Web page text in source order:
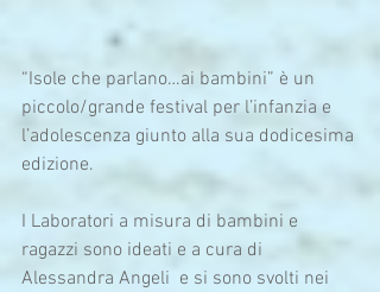
“Isole che parlano…ai bambini” è un
piccolo/grande festival per l’infanzia e
l’adolescenza giunto alla sua dodicesima
edizione.
I Laboratori a misura di bambini e
ragazzi sono ideati e a cura di
Alessandra Angeli  e si sono svolti nei